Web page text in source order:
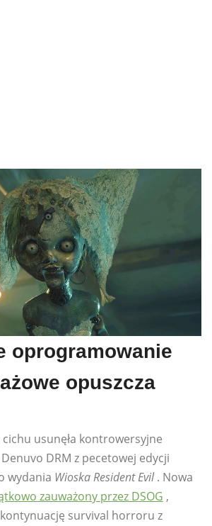
oprogramowanie
opuszcza
usunęła kontrowersyjne
DRM z pecetowej edycji
wydania Wioska Resident Evil. Nowa
zauważony przez DSOG ,
survival horroru z